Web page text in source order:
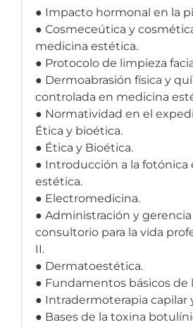
● Impacto hormonal en la
● Cosmeceútica y
medicina estética.
● Protocolo de limpieza
● Dermoabrasión física y
controlada en medicina
● Normatividad en el
Ética y bioética.
● Ética y Bioética.
● Introducción a la fotónica
estética.
● Electromedicina.
● Administración y
consultorio para la vida
II.
● Dermatoestética.
● Fundamentos básicos de
● Intradermoterapia capilar
● Bases de la toxina